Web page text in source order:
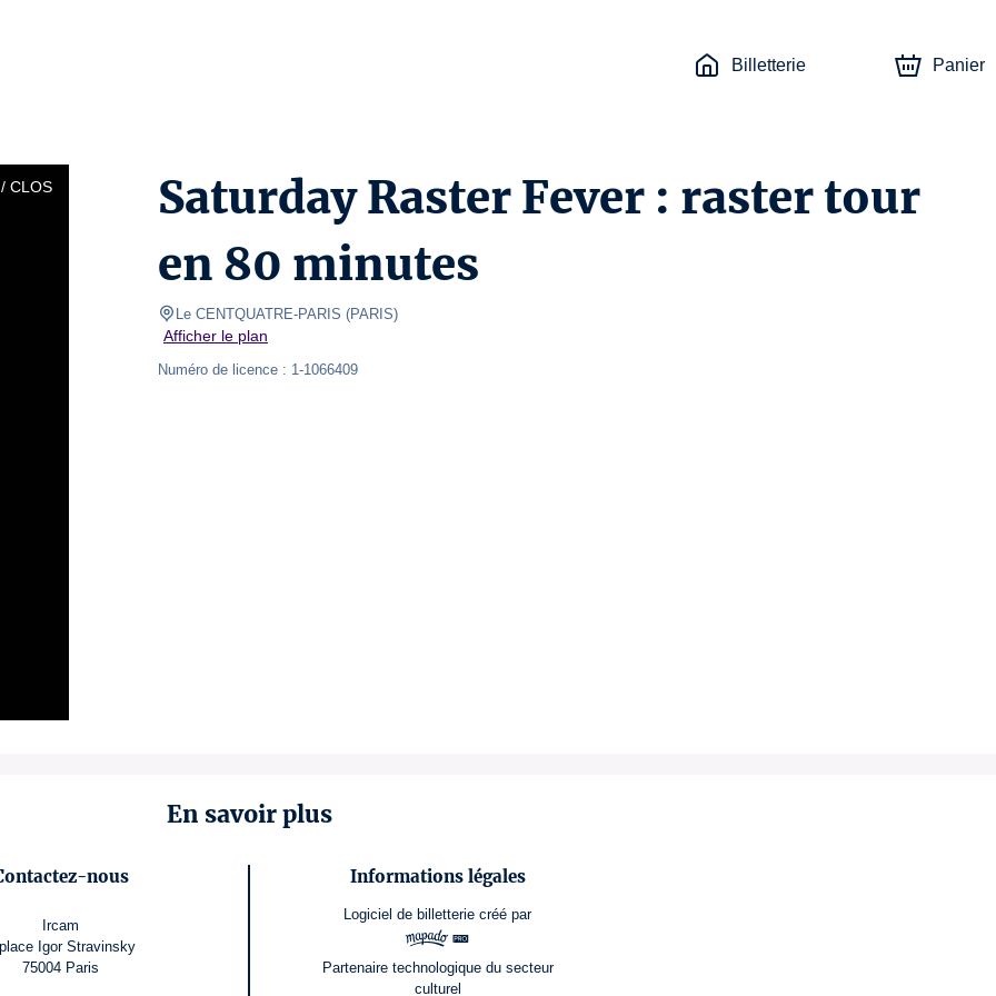
Billetterie Panier
CLOS
Saturday Raster Fever : raster tour
en 80 minutes
Le CENTQUATRE-PARIS (PARIS)
Afficher le plan
Numéro de licence : 1-1066409
En savoir plus
nous
Ircam
Igor Stravinsky
75004 Paris
Informations légales
Logiciel de billetterie créé par
Partenaire technologique du secteur
culturel